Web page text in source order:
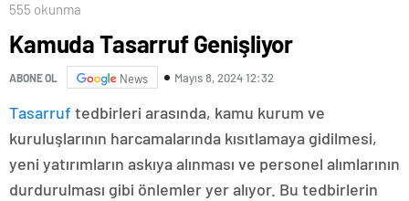
555 okunma
Kamuda Tasarruf Genişliyor
ABONE OL News Mayıs 8, 2024 12:32
Tasarruf tedbirleri arasında, kamu kurum ve
kuruluşlarının harcamalarında kısıtlamaya gidilmesi,
yeni yatırımların askıya alınması ve personel alımlarının
durdurulması gibi önlemler yer alıyor. Bu tedbirlerin